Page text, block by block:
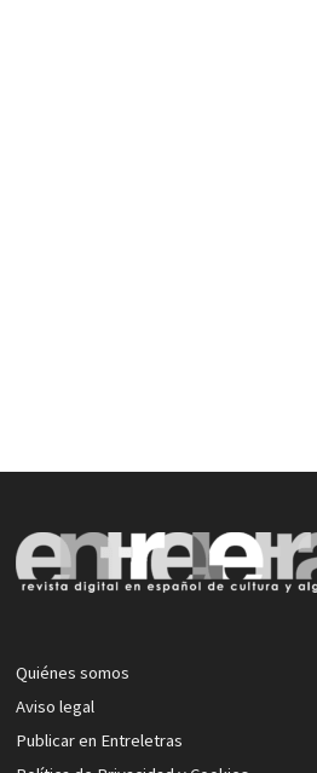
Quiénes somos
Aviso legal
Publicar en Entreletras